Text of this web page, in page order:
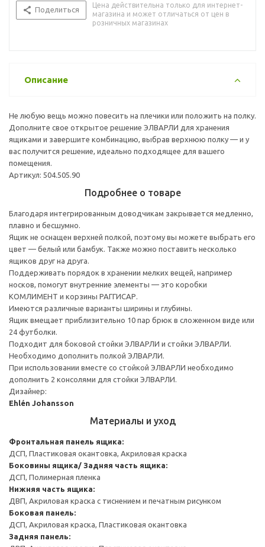
Поделиться
Цена действительна только для интернет-
магазина и может отличаться от цен в
розничных магазинах
Описание
Не любую вещь можно повесить на плечики или положить на полку.
Дополните свое открытое решение ЭЛВАРЛИ для хранения
ящиками и завершите комбинацию, выбрав верхнюю полку — и у
вас получится решение, идеально подходящее для вашего
помещения.
Артикул: 504.505.90
Подробнее о товаре
Благодаря интегрированным доводчикам закрывается медленно,
плавно и бесшумно.
Ящик не оснащен верхней полкой, поэтому вы можете выбрать его
цвет — белый или бамбук. Также можно поставить несколько
ящиков друг на друга.
Поддерживать порядок в хранении мелких вещей, например
носков, помогут внутренние элементы — это коробки
КОМЛИМЕНТ и корзины РАГГИСАР.
Имеются различные варианты ширины и глубины.
Ящик вмещает приблизительно 10 пар брюк в сложенном виде или
24 футболки.
Подходит для боковой стойки ЭЛВАРЛИ и стойки ЭЛВАРЛИ.
Необходимо дополнить полкой ЭЛВАРЛИ.
При использовании вместе со стойкой ЭЛВАРЛИ необходимо
дополнить 2 консолями для стойки ЭЛВАРЛИ.
Дизайнер:
Ehlén Johansson
Материалы и уход
Фронтальная панель ящика:
ДСП, Пластиковая окантовка, Акриловая краска
Боковины ящика/ Задняя часть ящика:
ДСП, Полимерная пленка
Нижняя часть ящика:
ДВП, Акриловая краска с тиснением и печатным рисунком
Боковая панель:
ДСП, Акриловая краска, Пластиковая окантовка
Задняя панель: